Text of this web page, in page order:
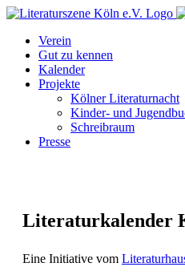
Zum
springen
Facebook
Instagram
E-
Verein
Gut zu kennen
Kalender
Projekte
Kölner Literaturnacht
Kinder- und
Schreibraum
Presse
Literaturkalender
Eine Initiative vom